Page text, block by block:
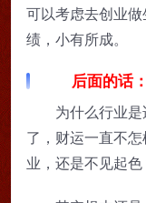
可以考虑去创业
绩，小有所成。
后面的话：
为什么行业
了，财运一直不
业，还是不见起色